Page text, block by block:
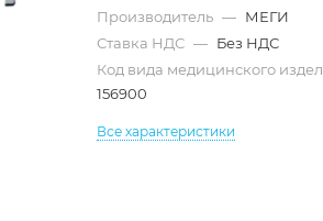
Производитель — МЕГИ
Ставка НДС — Без НДС
Код вида медицинского
156900
Все характеристики